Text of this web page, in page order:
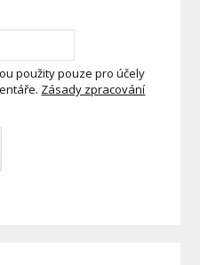
použity pouze pro účely
Zásady zpracování